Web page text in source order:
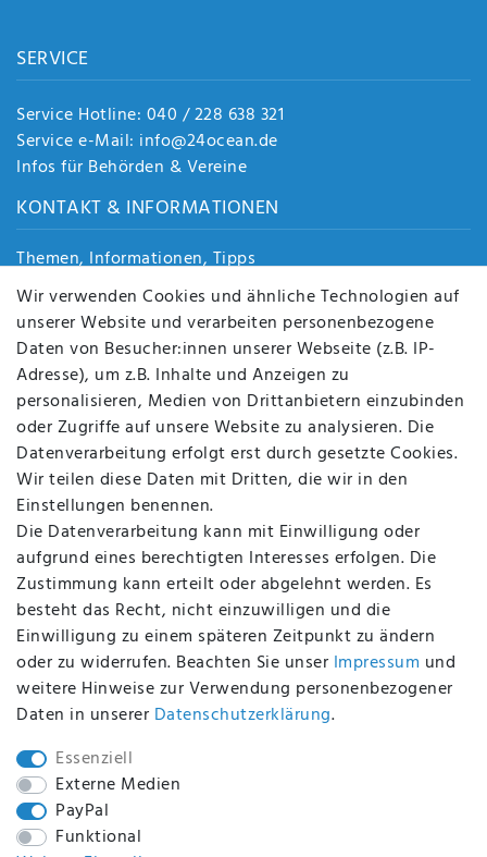
SERVICE
Service Hotline: 040 / 228 638 321
Service e-Mail: info@24ocean.de
Infos für Behörden & Vereine
KONTAKT & INFORMATIONEN
Themen, Informationen, Tipps
Jobs
Über uns
Kontakt
Datenschutz
AGB
FAQ
Batterieentsorgung
Altölverordnung
Impressum
BEQUEM UND SICHER BEZAHLEN MIT
BEI UNS SIND SIE SICHER!
WIR VERSENDEN MIT
Wir verwenden Cookies und ähnliche Technologien auf
unserer Website und verarbeiten personenbezogene
Daten von Besucher:innen unserer Webseite (z.B. IP-
Adresse), um z.B. Inhalte und Anzeigen zu
personalisieren, Medien von Drittanbietern einzubinden
oder Zugriffe auf unsere Website zu analysieren. Die
Datenverarbeitung erfolgt erst durch gesetzte Cookies.
Wir teilen diese Daten mit Dritten, die wir in den
Einstellungen benennen.
Die Datenverarbeitung kann mit Einwilligung oder
aufgrund eines berechtigten Interesses erfolgen. Die
Zustimmung kann erteilt oder abgelehnt werden. Es
besteht das Recht, nicht einzuwilligen und die
Einwilligung zu einem späteren Zeitpunkt zu ändern
oder zu widerrufen. Beachten Sie unser Impressum und
weitere Hinweise zur Verwendung personenbezogener
Daten in unserer Daten­schutz­erklärung.
Essenziell
Externe Medien
PayPal
Funktional